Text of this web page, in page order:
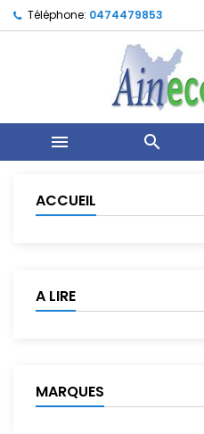
Téléphone: 0474479853
 
ACCUEIL
A LIRE
MARQUES